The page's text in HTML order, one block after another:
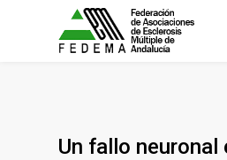
Un fallo